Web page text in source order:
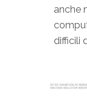
anche
difficili